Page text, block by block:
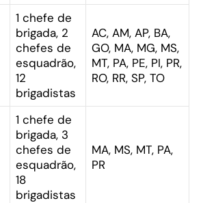
1 chefe de
brigada, 2
chefes de
esquadrão,
12
brigadistas
AC, AM, AP, BA,
GO, MA, MG, MS,
MT, PA, PE, PI, PR,
RO, RR, SP, TO
1 chefe de
brigada, 3
chefes de
esquadrão,
18
brigadistas
MA, MS, MT, PA,
PR